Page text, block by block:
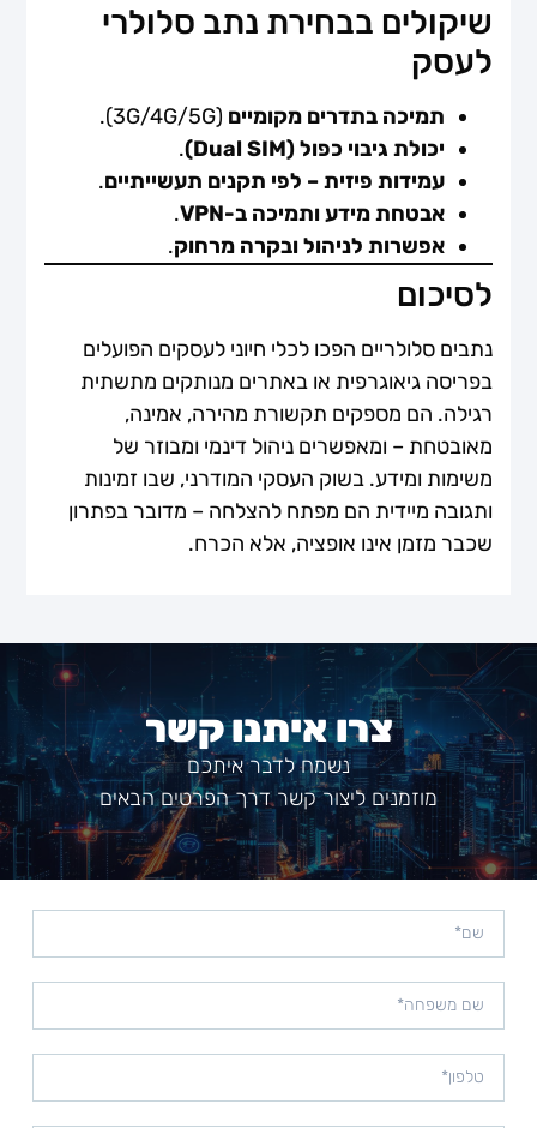
שיקולים בבחירת נתב סלולרי
לעסק
תמיכה בתדרים מקומיים(3G/4G/5G).
יכולת גיבוי כפול (Dual SIM)
.
עמידות פיזית – לפי תקנים תעשייתיים.
אבטחת מידע ותמיכה ב-VPN
.
אפשרות לניהול ובקרה מרחוק.
לסיכום
נתבים סלולריים הפכו לכלי חיוני לעסקים הפועלים
בפריסה גיאוגרפית או באתרים מנותקים מתשתית
רגילה. הם מספקים תקשורת מהירה, אמינה,
מאובטחת – ומאפשרים ניהול דינמי ומבוזר של
משימות ומידע. בשוק העסקי המודרני, שבו זמינות
ותגובה מיידית הם מפתח להצלחה – מדובר בפתרון
שכבר מזמן אינו אופציה, אלא הכרח.
צרו איתנו קשר
נשמח לדבר איתכם
מוזמנים ליצור קשר דרך הפרטים הבאים